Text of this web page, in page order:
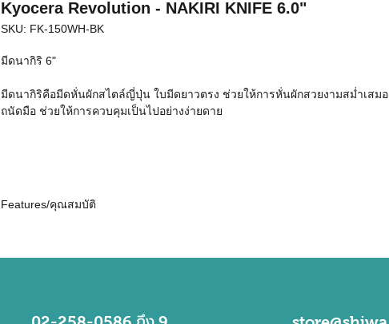
Kyocera Revolution - NAKIRI KNIFE 6.0"
SKU: FK-150WH-BK
มีดนากิริ 6"
มีดนากิริคือมีดหั่นผักสไตล์ญี่ปุ่น ใบมีดยาวตรง ช่วยให้การหั่นผักสวยงามสม่ำเสม
ถนัดมือ ช่วยให้การควบคุมเป็นไปอย่างง่ายดาย
Features/คุณสมบัติ
มีดเหล็กอย่างต่ำ 10 เท่า จึงไม่ต้องลับบ่อยๆหรือแทบจะไม่ต้องลับคมเลย